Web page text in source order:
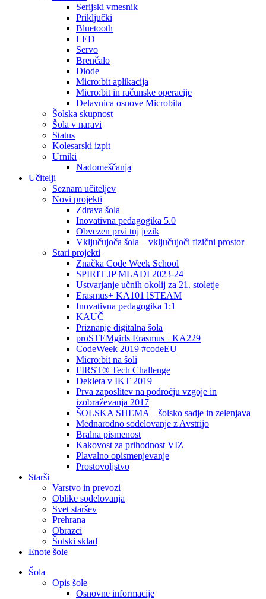
Serijski vmesnik
Priključki
Bluetooth
LED
Servo
Brenčalo
Diode
Micro:bit aplikacija
Micro:bit in računske operacije
Delavnica osnove Microbita
Šolska skupnost
Šola v naravi
Status
Kolesarski izpit
Urniki
Nadomeščanja
Učitelji
Seznam učiteljev
Novi projekti
Zdrava šola
Inovativna pedagogika 5.0
Obvezen prvi tuj jezik
Vključujoča šola – vključujoči fizični prostor
Stari projekti
Značka Code Week School
SPIRIT JP MLADI 2023-24
Ustvarjanje učnih okolij za 21. stoletje
Erasmus+ KA101 lSTEAM
Inovativna pedagogika 1:1
KAUČ
Priznanje digitalna šola
proSTEMgirls Erasmus+ KA229
CodeWeek 2019 #codeEU
Micro:bit na šoli
FIRST® Tech Challenge
Dekleta v IKT 2019
Prva zaposlitev na področju vzgoje in
izobraževanja 2017
ŠOLSKA SHEMA – šolsko sadje in zelenjava
Mednarodno sodelovanje z Avstrijo
Bralna pismenost
Kakovost za prihodnost VIZ
Plavalno opismenjevanje
Prostovoljstvo
Starši
Varstvo in prevozi
Oblike sodelovanja
Svet staršev
Prehrana
Obrazci
Šolski sklad
Enote šole
Šola
Opis šole
Osnovne informacije